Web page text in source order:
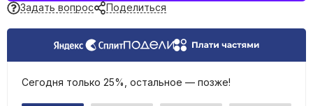
Задать вопрос Поделиться
Сегодня только 25%, остальное — позже!